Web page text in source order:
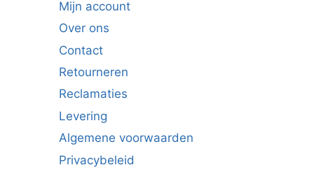
Mijn account
Over ons
Contact
Retourneren
Reclamaties
Levering
Algemene voorwaarden
Privacybeleid